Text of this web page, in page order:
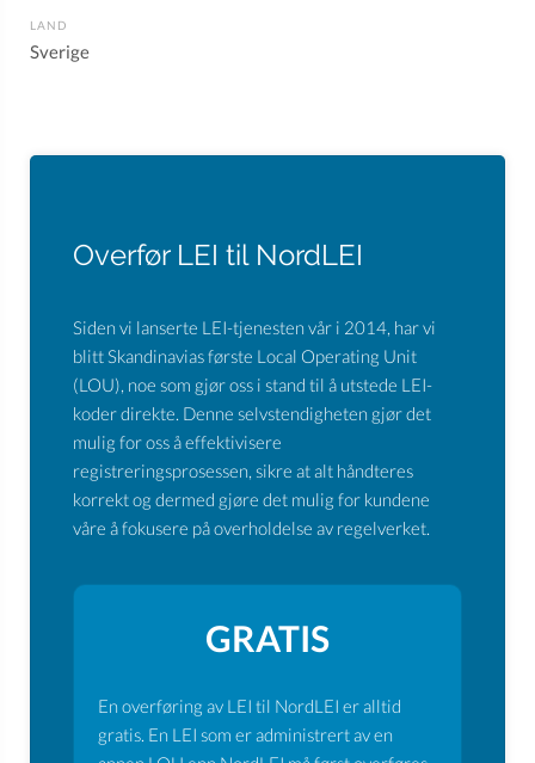
LAND
Sverige
Overfør LEI til NordLEI
Siden vi lanserte LEI-tjenesten vår i 2014, har vi
blitt Skandinavias første Local Operating Unit
(LOU), noe som gjør oss i stand til å utstede LEI-
koder direkte. Denne selvstendigheten gjør det
mulig for oss å effektivisere
registreringsprosessen, sikre at alt håndteres
korrekt og dermed gjøre det mulig for kundene
våre å fokusere på overholdelse av regelverket.
GRATIS
En overføring av LEI til NordLEI er alltid
gratis. En LEI som er administrert av en